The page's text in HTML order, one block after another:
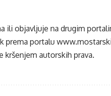
ili objavljuje na drugim
prema portalu
kršenjem autorskih prava.